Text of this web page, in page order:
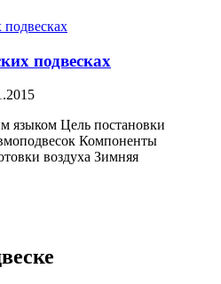
подвесках
языком Цель постановки
Компоненты
воздуха Зимняя